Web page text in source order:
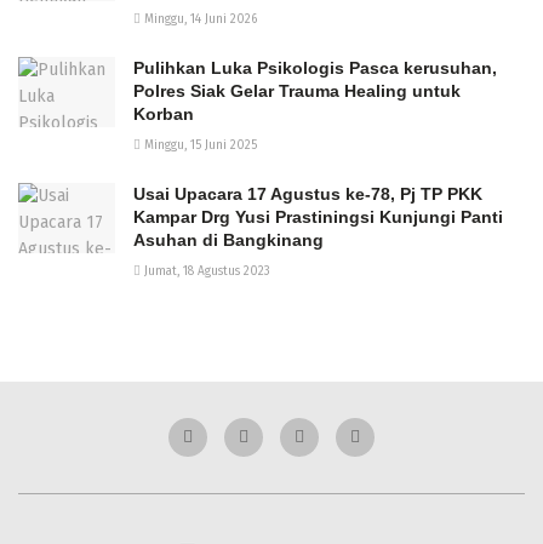
Minggu, 14 Juni 2026
Pulihkan Luka Psikologis Pasca kerusuhan,
Polres Siak Gelar Trauma Healing untuk
Korban
Minggu, 15 Juni 2025
Usai Upacara 17 Agustus ke-78, Pj TP PKK
Kampar Drg Yusi Prastiningsi Kunjungi Panti
Asuhan di Bangkinang
Jumat, 18 Agustus 2023